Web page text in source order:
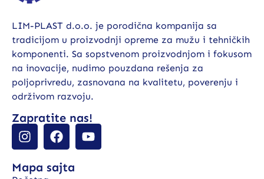
LIM-PLAST d.o.o. je porodična kompanija sa
tradicijom u proizvodnji opreme za mužu i tehničkih
komponenti. Sa sopstvenom proizvodnjom i fokusom
na inovacije, nudimo pouzdana rešenja za
poljoprivredu, zasnovana na kvalitetu, poverenju i
održivom razvoju.
Zapratite nas!
Mapa sajta